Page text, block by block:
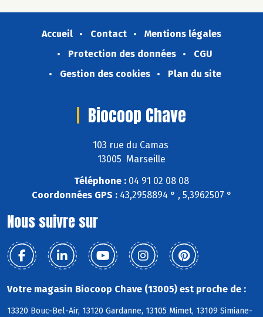
Accueil Contact
Mentions légales
Protection des données
CGU
Gestion des cookies
Plan du site
Biocoop Chave
103 rue du Camas
13005 Marseille
Téléphone : 04 91 02 08 08
Coordonnées GPS :43,2958894 ° , 5,3962507 °
Nous suivre sur
Votre magasin Biocoop Chave (13005) est proche de :
13320 Bouc-Bel-Air, 13120 Gardanne, 13105 Mimet, 13109 Simiane-